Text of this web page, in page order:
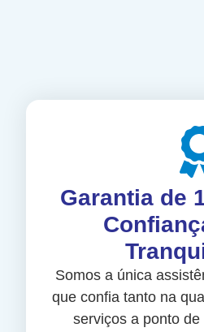
Garantia de
Somos a única
que confia tanto na
serviços a ponto